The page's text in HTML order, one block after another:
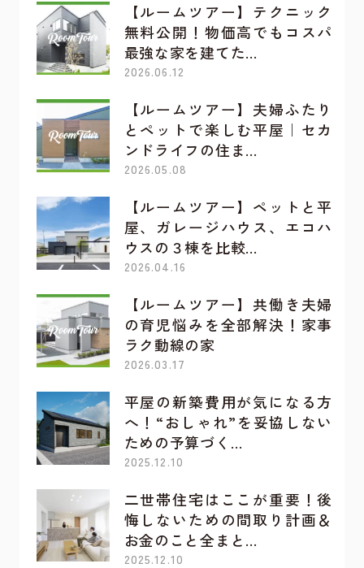
【ルームツアー】テクニック
無料公開！物価高でもコスパ
最強な家を建てた…
2026.06.12
【ルームツアー】夫婦ふたり
とペットで楽しむ平屋｜セカ
ンドライフの住ま…
2026.05.08
【ルームツアー】ペットと平
屋、ガレージハウス、エコハ
ウスの３棟を比較…
2026.04.16
【ルームツアー】共働き夫婦
の育児悩みを全部解決！家事
ラク動線の家
2026.03.17
平屋の新築費用が気になる方
へ！“おしゃれ”を妥協しない
ための予算づく…
2025.12.10
二世帯住宅はここが重要！後
悔しないための間取り計画＆
お金のこと全まと…
2025.12.10